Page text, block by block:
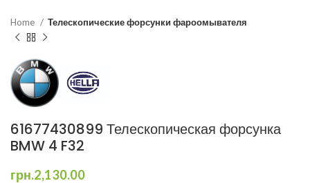
Home Телескопические форсунки фароомывателя
61677430899 Телескопическая форсунка
BMW 4 F32
грн.2,130.00